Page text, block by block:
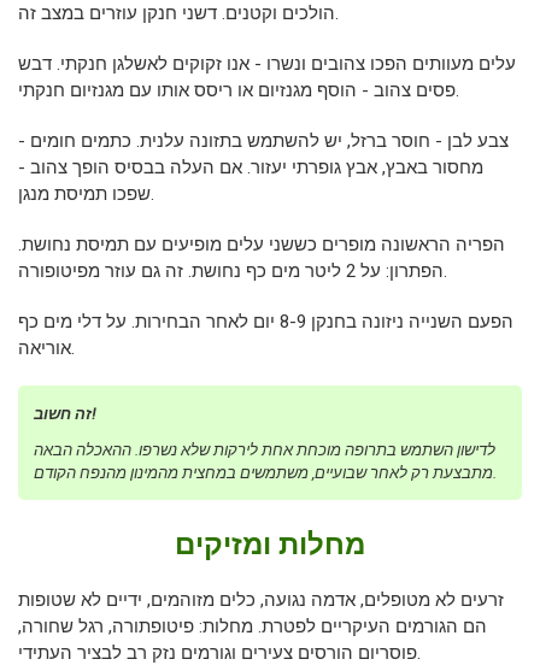
הולכים וקטנים. דשני חנקן עוזרים במצב זה.
עלים מעוותים הפכו צהובים ונשרו - אנו זקוקים לאשלגן חנקתי. דבש
פסים צהוב - הוסף מגנזיום או ריסס אותו עם מגנזיום חנקתי.
צבע לבן - חוסר ברזל, יש להשתמש בתזונה עלנית. כתמים חומים -
מחסור באבץ, אבץ גופרתי יעזור. אם העלה בבסיס הופך צהוב -
שפכו תמיסת מנגן.
הפריה הראשונה מופרים כששני עלים מופיעים עם תמיסת נחושת.
הפתרון: על 2 ליטר מים כף נחושת. זה גם עוזר מפיטופורה.
הפעם השנייה ניזונה בחנקן 8-9 יום לאחר הבחירות. על דלי מים כף
אוריאה.
זה חשוב!
לדישון השתמש בתרופה מוכחת אחת לירקות שלא נשרפו. ההאכלה הבאה
מחלות ומזיקים
זרעים לא מטופלים, אדמה נגועה, כלים מזוהמים, ידיים לא שטופות
הם הגורמים העיקריים לפטרת. מחלות: פיטופתורה, רגל שחורה,
פוסריום הורסים צעירים וגורמים נזק רב לבציר העתידי.